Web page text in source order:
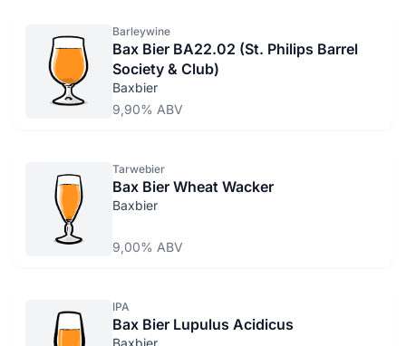
Barleywine
Bax Bier BA22.02 (St. Philips Barrel
Society & Club)
Baxbier
9,90% ABV
Tarwebier
Bax Bier Wheat Wacker
Baxbier
9,00% ABV
IPA
Bax Bier Lupulus Acidicus
Baxbier